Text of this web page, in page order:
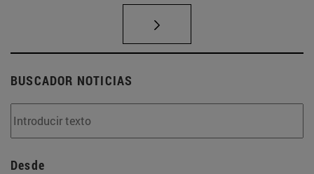
BUSCADOR NOTICIAS
Desde